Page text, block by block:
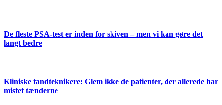
De fleste PSA-test er inden for skiven – men vi kan gøre det
langt bedre
Kliniske tandteknikere: Glem ikke de patienter, der allerede har
mistet tænderne